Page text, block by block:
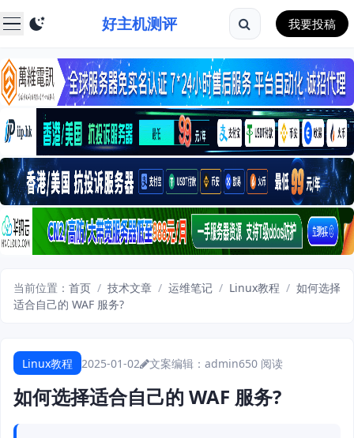
好主机测评 我要投稿
当前位置： 首页 / 技术文章 / 运维笔记 / Linux教程 / 如何选择
适合自己的 WAF 服务?
Linux教程 2025-01-02 文案编辑：admin650 阅读
如何选择适合自己的 WAF 服务?